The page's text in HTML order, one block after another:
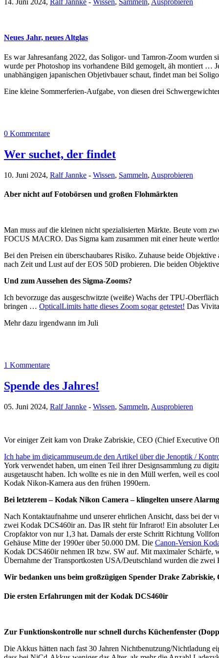
14. Juni 2024, Ralf Jannke - Wissen, Sammeln, Ausprobieren
Neues Jahr, neues Altglas
Es war Jahresanfang 2022, das Soligor- und Tamron-Zoom
wurde per Photoshop ins vorhandene Bild gemogelt, äh montiert …
unabhängigen japanischen Objetivbauer schaut, findet man bei
Eine kleine Sommerferien-Aufgabe, von diesen drei
0 Kommentare
Wer suchet, der findet
10. Juni 2024, Ralf Jannke - Wissen, Sammeln, Ausprobieren
Aber nicht auf Fotobörsen und großen Flohmärkten
Man muss auf die kleinen nicht spezialisierten Märkte. Beute vom
FOCUS MACRO. Das Sigma kam zusammen mit einer heute
Bei den Preisen ein überschaubares Risiko. Zuhause beide
nach Zeit und Lust auf der EOS 50D probieren. Die beiden
Und zum Aussehen des Sigma-Zooms?
Ich bevorzuge das ausgeschwitzte (weiße) Wachs der TPU-
bringen … OpticalLimits hatte dieses Zoom sogar getestet! Das
Mehr dazu irgendwann im Juli
1 Kommentare
Spende des Jahres!
05. Juni 2024, Ralf Jannke - Wissen, Sammeln, Ausprobieren
Vor einiger Zeit kam von Drake Zabriskie, CEO (Chief Executive
Ich habe im digicammuseum.de den Artikel über die Jenoptik /
York verwendet haben, um einen Teil ihrer Designsammlung zu
ausgetauscht haben. Ich wollte es nie in den Müll werfen, weil es
Kodak Nikon-Kamera aus den frühen 1990ern.
Bei letzterem – Kodak Nikon Camera – klingelten unsere
Nach Kontaktaufnahme und unserer ehrlichen Ansicht, dass bei der
zwei Kodak DCS460ir an. Das IR steht für Infrarot! Ein absoluter
Cropfaktor von nur 1,3 hat. Damals der erste Schritt Richtung
Gehäuse Mitte der 1990er über 50.000 DM. Die Canon-Version
Kodak DCS460ir nehmen IR bzw. SW auf. Mit maximaler Schärfe,
Übernahme der Transportkosten USA/Deutschland wurden die
Wir bedanken uns beim großzügigen Spender Drake
Die ersten Erfahrungen mit der Kodak DCS460ir
Zur Funktionskontrolle nur schnell durchs Küchenfenster
Die Akkus hätten nach fast 30 Jahren Nichtbenutzung/Nichtladung